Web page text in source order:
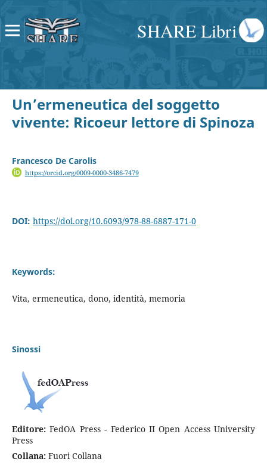
SHARE Libri
Un’ermeneutica del soggetto
vivente: Ricoeur lettore di Spinoza
Francesco De Carolis
https://orcid.org/0009-0000-3486-7479
DOI: https://doi.org/10.6093/978-88-6887-171-0
Keywords:
Vita, ermeneutica, dono, identità, memoria
Sinossi
Editore:FedOA Press - Federico II Open Access University
Press
Collana:Fuori Collana